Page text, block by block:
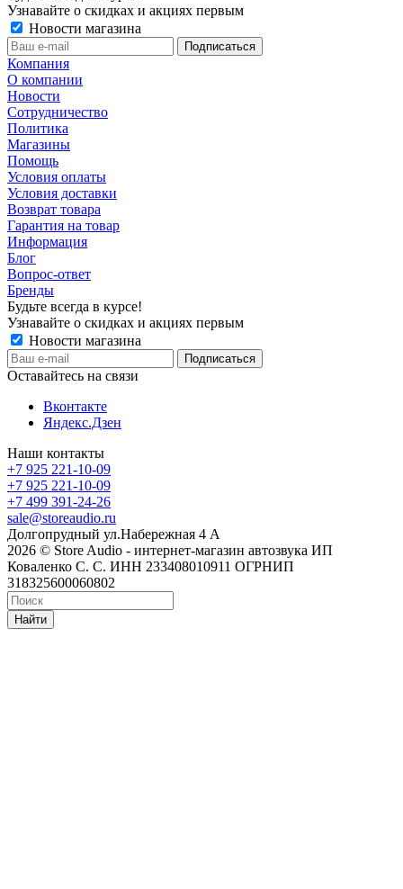
Узнавайте о скидках и акциях первым
Новости магазина
Компания
О компании
Новости
Сотрудничество
Политика
Магазины
Помощь
Условия оплаты
Условия доставки
Возврат товара
Гарантия на товар
Информация
Блог
Вопрос-ответ
Бренды
Будьте всегда в курсе!
Узнавайте о скидках и акциях первым
Новости магазина
Оставайтесь на связи
Вконтакте
Яндекс.Дзен
Наши контакты
+7 925 221-10-09
+7 925 221-10-09
+7 499 391-24-26
sale@storeaudio.ru
Долгопрудный ул.Набережная 4 А
2026 © Store Audio - интернет-магазин автозвука ИП
Коваленко С. С. ИНН 233408010911 ОГРНИП
318325600060802
Найти